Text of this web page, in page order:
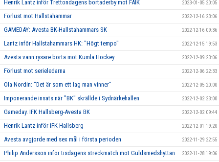
Henrik Lantz inför Trettondagens bortaderby mot FAIK 2023-01-05 20:05
Förlust mot Hallstahammar 2022-12-16 23:06
GAMEDAY: Avesta BK-Hallstahammars SK 2022-12-16 09:36
Lantz inför Hallstahammars HK: "Högt tempo" 2022-12-15 19:53
Avesta vann rysare borta mot Kumla Hockey 2022-12-09 23:06
Förlust mot serieledarna 2022-12-06 22:33
Ola Nordin: "Det är som ett lag man vinner" 2022-12-05 20:00
Imponerande insats när "BK" skrällde i Sydnärkehallen 2022-12-02 23:00
Gameday. IFK Hallsberg-Avesta BK 2022-12-02 09:44
Henrik Lantz inför IFK Hallsberg 2022-12-01 19:20
Avesta avgjorde med sex mål i första perioden 2022-11-29 22:55
Philip Andersson inför tisdagens streckmatch mot Guldsmedshyttan 2022-11-28 19:06